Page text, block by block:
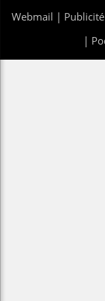
Webmail | Publicité
|